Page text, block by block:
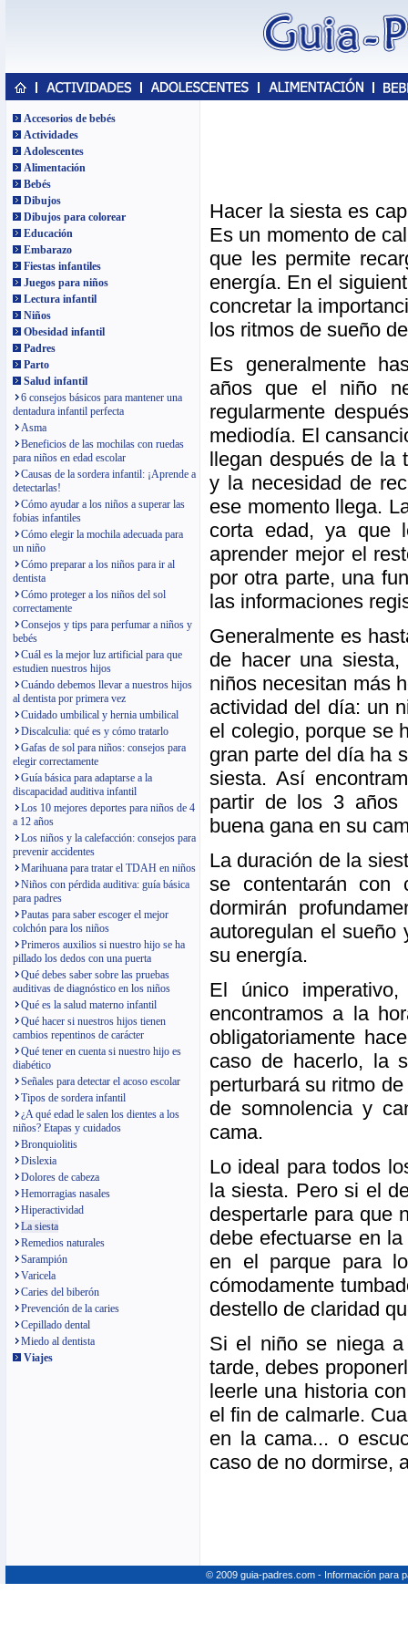
Accesorios de bebés
Actividades
Adolescentes
Alimentación
Bebés
Dibujos
Dibujos para colorear
Educación
Embarazo
Fiestas infantiles
Juegos para niños
Lectura infantil
Niños
Obesidad infantil
Padres
Parto
Salud infantil
6 consejos básicos para mantener una
dentadura infantil perfecta
Asma
Beneficios de las mochilas con ruedas
para niños en edad escolar
Causas de la sordera infantil: ¡Aprende a
detectarlas!
Cómo ayudar a los niños a superar las
fobias infantiles
Cómo elegir la mochila adecuada para
un niño
Cómo preparar a los niños para ir al
dentista
Cómo proteger a los niños del sol
correctamente
Consejos y tips para perfumar a niños y
bebés
Cuál es la mejor luz artificial para que
estudien nuestros hijos
Cuándo debemos llevar a nuestros hijos
al dentista por primera vez
Cuidado umbilical y hernia umbilical
Discalculia: qué es y cómo tratarlo
Gafas de sol para niños: consejos para
elegir correctamente
Guía básica para adaptarse a la
discapacidad auditiva infantil
Los 10 mejores deportes para niños de 4
a 12 años
Los niños y la calefacción: consejos para
prevenir accidentes
Marihuana para tratar el TDAH en niños
Niños con pérdida auditiva: guía básica
para padres
Pautas para saber escoger el mejor
colchón para los niños
Primeros auxilios si nuestro hijo se ha
pillado los dedos con una puerta
Qué debes saber sobre las pruebas
auditivas de diagnóstico en los niños
Qué es la salud materno infantil
Qué hacer si nuestros hijos tienen
cambios repentinos de carácter
Qué tener en cuenta si nuestro hijo es
diabético
Señales para detectar el acoso escolar
Tipos de sordera infantil
¿A qué edad le salen los dientes a los
niños? Etapas y cuidados
Bronquiolitis
Dislexia
Dolores de cabeza
Hemorragias nasales
Hiperactividad
La siesta
Remedios naturales
Sarampión
Varicela
Caries del biberón
Prevención de la caries
Cepillado dental
Miedo al dentista
Viajes
Hacer la siesta es
Es un momento de
que les permite
energía. En el
concretar la
los ritmos de sueño
Es generalmente
años que el niño
regularmente
mediodía. El
llegan después de la
y la necesidad de
ese momento llega.
corta edad, ya que
aprender mejor el
por otra parte, una
las informaciones
Generalmente es
de hacer una siesta,
niños necesitan más
actividad del día: un
el colegio, porque se
gran parte del día ha
siesta. Así
partir de los 3 años
buena gana en su
La duración de la
se contentarán con
dormirán
autoregulan el sueño
su energía.
El único
encontramos a la
obligatoriamente
caso de hacerlo, la
perturbará su ritmo
de somnolencia y
cama.
Lo ideal para todos
la siesta. Pero si el
despertarle para que
debe efectuarse en
en el parque para
cómodamente
destello de claridad
Si el niño se niega
tarde, debes
leerle una historia
el fin de calmarle.
en la cama... o
caso de no dormirse,
© 2009 guia-padres.com - Información para